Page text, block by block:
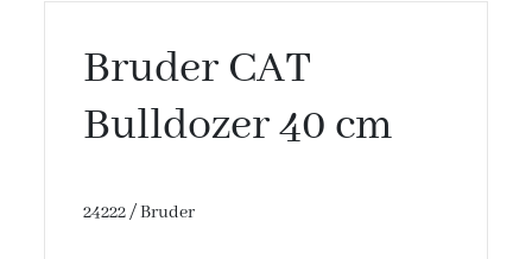
Bruder CAT
Bulldozer 40 cm
24222 / Bruder